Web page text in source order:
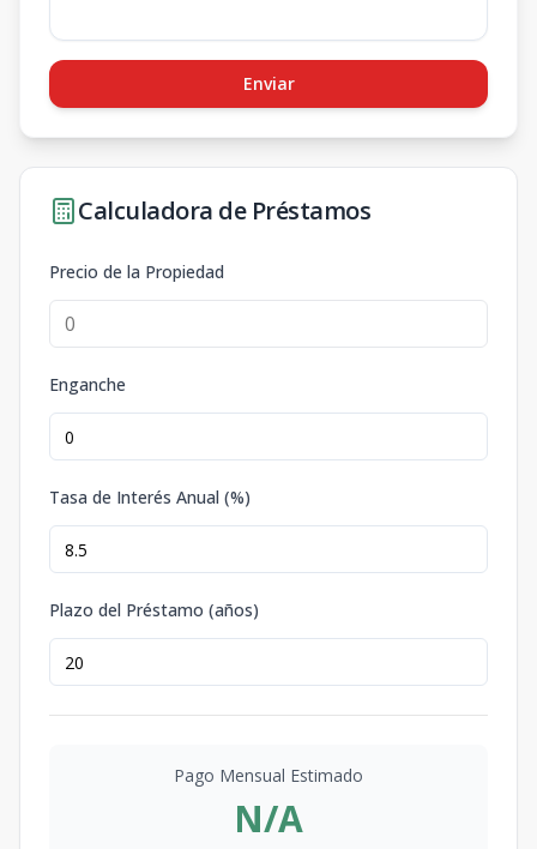
Enviar
Calculadora de Préstamos
Precio de la Propiedad
Enganche
Tasa de Interés Anual (%)
Plazo del Préstamo (años)
Pago Mensual Estimado
N/A